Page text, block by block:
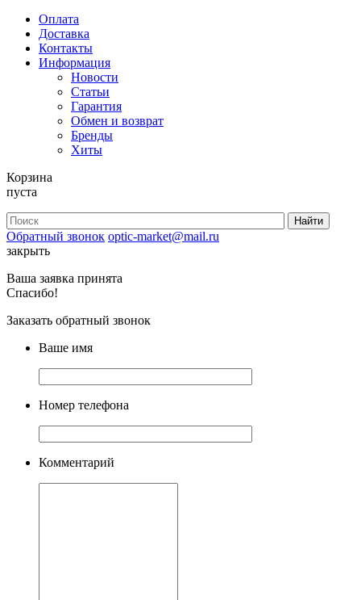
Оплата
Доставка
Контакты
Информация
Новости
Статьи
Гарантия
Обмен и возврат
Бренды
Хиты
Корзина
пуста
Обратный звонок optic-market@mail.ru
закрыть
Ваша заявка принята
Спасибо!
Заказать обратный звонок
Ваше имя
Номер телефона
Комментарий